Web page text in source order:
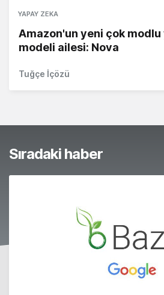
YAPAY ZEKA
Amazon'un yeni çok
modeli ailesi: Nova
Tuğçe İçözü
Sıradaki haber